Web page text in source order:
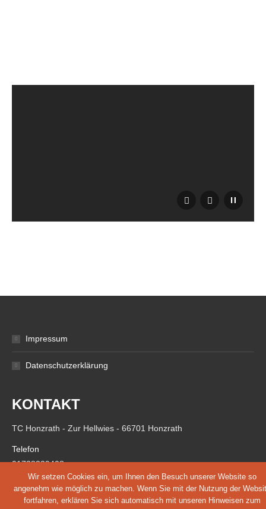
Impressum
Datenschutzerklärung
KONTAKT
TC Honzrath - Zur Hellwies - 66701 Honzrath
Telefon
01738329408
info@tc-honzrath.de
Wir setzen Cookies ein, um Ihnen den Besuch unserer Website so
angenehm wie möglich zu machen. Wenn Sie mit der Nutzung der
fortfahren, erklären Sie sich automatisch mit unseren Hinweisen zum